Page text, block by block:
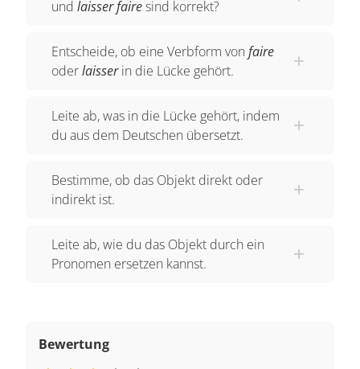
und laisser fairesind korrekt?
Entscheide, ob eine Verbform von faire
oderlaisserin die Lücke gehört.
Leite ab, was in die Lücke gehört, indem
du aus dem Deutschen übersetzt.
Bestimme, ob das Objekt direkt oder
indirekt ist.
Leite ab, wie du das Objekt durch ein
Pronomen ersetzen kannst.
Bewertung